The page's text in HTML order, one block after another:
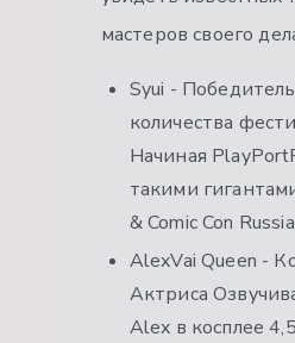
мастеров своего
Syui -
количества
Начиная
такими
& Comic Con
AlexVai Queen -
Актриса
Alex в косплее